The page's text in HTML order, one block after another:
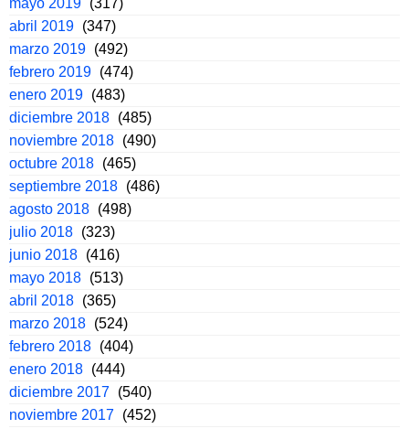
mayo 2019 (317)
abril 2019 (347)
marzo 2019 (492)
febrero 2019 (474)
enero 2019 (483)
diciembre 2018 (485)
noviembre 2018 (490)
octubre 2018 (465)
septiembre 2018 (486)
agosto 2018 (498)
julio 2018 (323)
junio 2018 (416)
mayo 2018 (513)
abril 2018 (365)
marzo 2018 (524)
febrero 2018 (404)
enero 2018 (444)
diciembre 2017 (540)
noviembre 2017 (452)